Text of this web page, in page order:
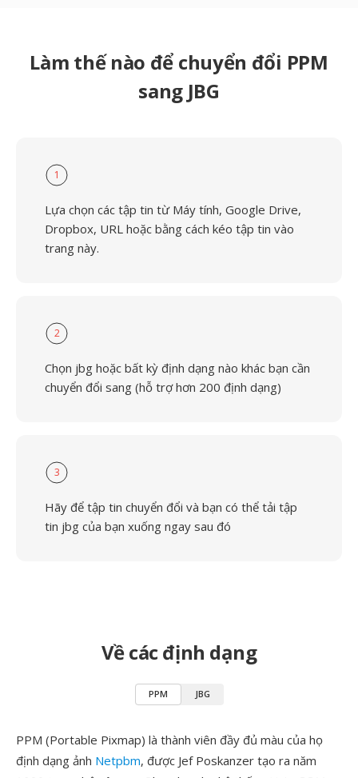
Làm thế nào để chuyển đổi PPM
sang JBG
1
Lựa chọn các tập tin từ Máy tính, Google Drive,
Dropbox, URL hoặc bằng cách kéo tập tin vào
trang này.
2
Chọn jbg hoặc bất kỳ định dạng nào khác bạn cần
chuyển đổi sang (hỗ trợ hơn 200 định dạng)
3
Hãy để tập tin chuyển đổi và bạn có thể tải tập
tin jbg của bạn xuống ngay sau đó
Về các định dạng
PPM JBG
PPM (Portable Pixmap) là thành viên đầy đủ màu của họ
định dạng ảnh Netpbm, được Jef Poskanzer tạo ra năm